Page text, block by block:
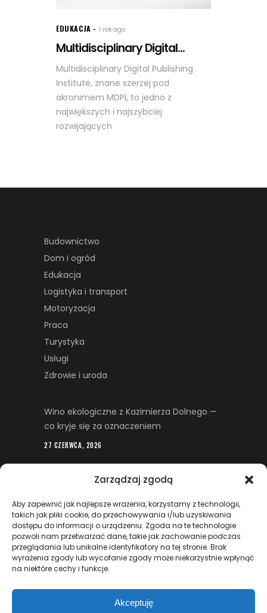
Zarządzaj zgodą
Aby zapewnić jak najlepsze wrażenia, korzystamy z technologii,
takich jak pliki cookie, do przechowywania i/lub uzyskiwania
dostępu do informacji o urządzeniu. Zgoda na te technologie
pozwoli nam przetwarzać dane, takie jak zachowanie podczas
przeglądania lub unikalne identyfikatory na tej stronie. Brak
wyrażenia zgody lub wycofanie zgody może niekorzystnie wpłynąć
na niektóre cechy i funkcje.
Akceptuję
EDUKACJA 1 rok ago
Multidisciplinary Digital...
Multidisciplinary Digital Publishing
Institute, znane szerzej pod
akronimem MDPI, to jedno z
największych i najszybciej
rozwijających
Budownictwo
Dom i ogród
Edukacja
Logistyka i transport
Motoryzacja
Praca
Turystyka
Usługi
Zdrowie i uroda
Wino ekologiczne z Kazimierza Dolnego —
co kryje się za oznaczeniem
27 CZERWCA, 2026
systemach suchej zabudowy
28 MAJA, 2026
Oczyszczanie ścieków przemysłowych –
proces, technologie i znaczenie dla
nowoczesnych zakładów